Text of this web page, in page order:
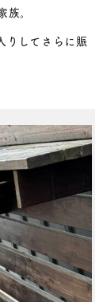
。
りしてさらに賑